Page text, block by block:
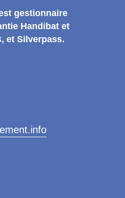
gestionnaire
Handibat et
, et Silverpass.